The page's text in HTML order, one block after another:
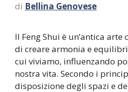
di Bellina Genovese
Il Feng Shui è un’antica arte
di creare armonia e
cui viviamo, influenzando
nostra vita. Secondo i
disposizione degli spazi e